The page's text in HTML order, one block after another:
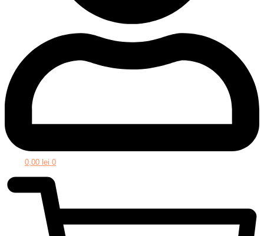
0,00 lei 0